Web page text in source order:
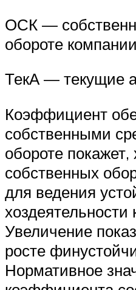
ОСК —
обороте
ТекА — текущие
Коэффициент
собственными
обороте покажет,
собственных
для ведения
хоздеятельности
Увеличение
росте
Нормативное